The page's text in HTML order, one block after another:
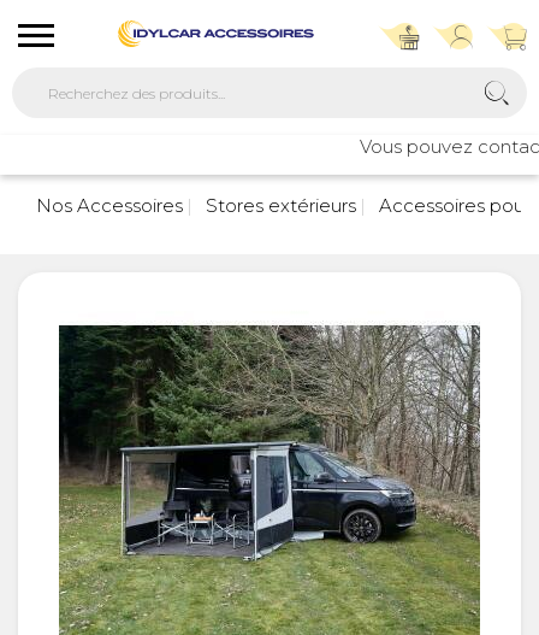
Vous pouvez
Nos Accessoires Stores extérieurs Accessoires pour